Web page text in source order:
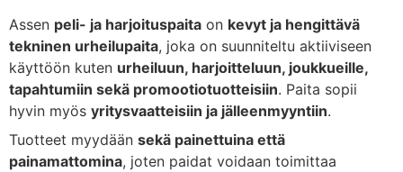
Assen peli- ja harjoituspaita on kevyt ja hengittävä
tekninen urheilupaita, joka on suunniteltu aktiiviseen
käyttöön kuten urheiluun, harjoitteluun, joukkueille,
tapahtumiin sekä promootiotuotteisiin. Paita sopii
hyvin myös yritysvaatteisiin ja jälleenmyyntiin.
Tuotteet myydään sekä painettuina että
painamattomina, joten paidat voidaan toimittaa